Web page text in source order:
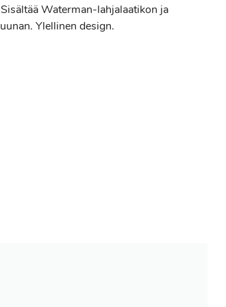
Waterman-lahjalaatikon ja
Ylellinen design.